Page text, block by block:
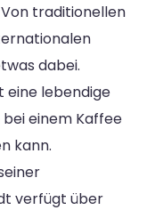
traditionellen
dabei.
eine lebendige
einem Kaffee
kann.
verfügt über